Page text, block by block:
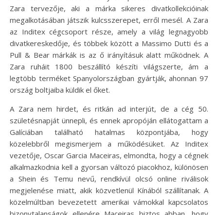
Zara tervezője, aki a márka sikeres divatkollekcióinak
megalkotásában játszik kulcsszerepet, erről mesél. A Zara
az Inditex cégcsoport része, amely a világ legnagyobb
divatkereskedője, és többek között a Massimo Dutti és a
Pull & Bear márkák is az ő irányításuk alatt működnek. A
Zara ruháit 1800 beszállító készíti világszerte, ám a
legtöbb terméket Spanyolországban gyártják, ahonnan 97
ország boltjaiba küldik el őket.
A Zara nem hirdet, és ritkán ad interjút, de a cég 50.
születésnapját ünnepli, és ennek apropóján ellátogattam a
Galíciában található hatalmas központjába, hogy
közelebbről megismerjem a működésüket. Az Inditex
vezetője, Oscar Garcia Maceiras, elmondta, hogy a cégnek
alkalmazkodnia kell a gyorsan változó piacokhoz, különösen
a Shein és Temu nevű, rendkívül olcsó online riválisok
megjelenése miatt, akik közvetlenül Kínából szállítanak. A
közelmúltban bevezetett amerikai vámokkal kapcsolatos